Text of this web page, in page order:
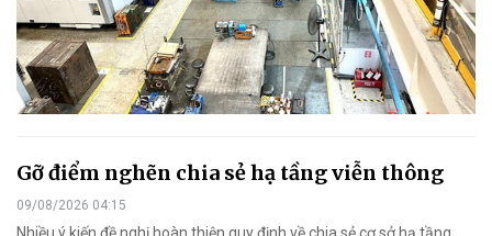
Gỡ điểm nghẽn chia sẻ hạ tầng viễn thông
09/08/2026 04:15